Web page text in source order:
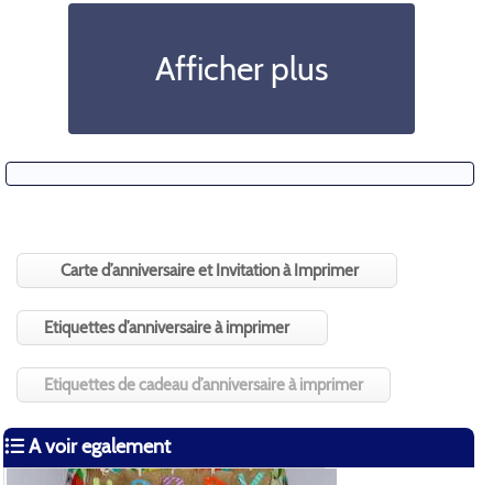
Carte d’anniversaire et Invitation à Imprimer
Etiquettes d’anniversaire à imprimer
Etiquettes de cadeau d’anniversaire à imprimer
Afficher plus
A voir egalement